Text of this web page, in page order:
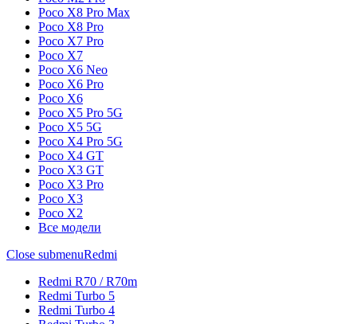
Poco X8 Pro Max
Poco X8 Pro
Poco X7 Pro
Poco X7
Poco X6 Neo
Poco X6 Pro
Poco X6
Poco X5 Pro 5G
Poco X5 5G
Poco X4 Pro 5G
Poco X4 GT
Poco X3 GT
Poco X3 Pro
Poco X3
Poco X2
Все модели
Close submenuRedmi
Redmi R70 / R70m
Redmi Turbo 5
Redmi Turbo 4